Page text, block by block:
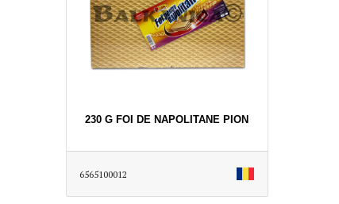
230 G FOI DE NAPOLITANE PION
6565100012